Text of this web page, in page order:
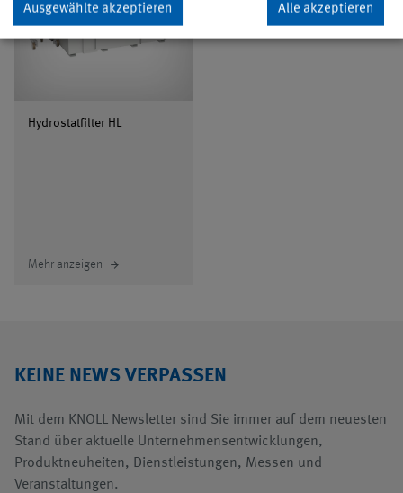
Hydrostatfilter HL
Mehr anzeigen arrow_forward
KEINE NEWS VERPASSEN
Mit dem KNOLL Newsletter sind Sie immer auf dem neuesten
Stand über aktuelle Unternehmensentwicklungen,
Produktneuheiten, Dienstleistungen, Messen und
Veranstaltungen.
Ausgewählte akzeptieren Alle akzeptieren